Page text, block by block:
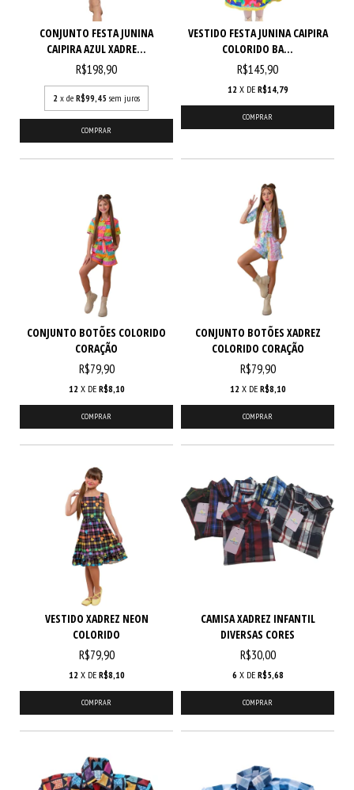
CONJUNTO FESTA JUNINA
CAIPIRA AZUL XADRE...
R$198,90
2 x de R$99,45 sem juros
COMPRAR
VESTIDO FESTA JUNINA CAIPIRA
COLORIDO BA...
R$145,90
12 X DE R$14,79
COMPRAR
CONJUNTO BOTÕES COLORIDO
CORAÇÃO
R$79,90
12 X DE R$8,10
COMPRAR
CONJUNTO BOTÕES XADREZ
COLORIDO CORAÇÃO
R$79,90
12 X DE R$8,10
COMPRAR
VESTIDO XADREZ NEON
COLORIDO
R$79,90
12 X DE R$8,10
COMPRAR
CAMISA XADREZ INFANTIL
DIVERSAS CORES
R$30,00
6 X DE R$5,68
COMPRAR